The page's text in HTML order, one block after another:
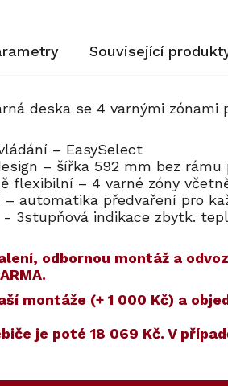
Související
deska se 4 varnými
– EasySelect
– šířka 592 mm bez rámu
flexibilní – 4 varné zóny
– automatika předvaření pro
- 3stupňová indikace zbytk.
odbornou montáž a
montáže (+ 1 000 Kč) a
je poté 18 069 Kč. V